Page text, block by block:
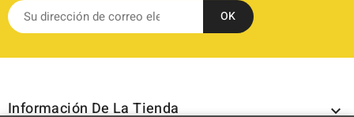
Información De La Tienda 